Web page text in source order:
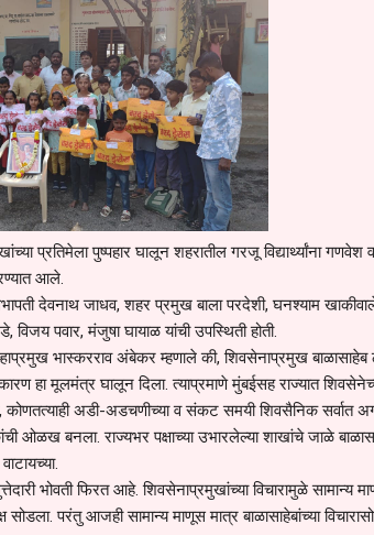
प्रतिमेला पुष्पहार घालून शहरातील गरजू विद्यार्थ्यांना गणवेश
आले.
देवनाथ जाधव, शहर प्रमुख बाला परदेशी, घनश्याम
पवार, मंजुषा घायाळ यांची उपस्थिती होती.
भास्करराव अंबेकर म्हणाले की, शिवसेनाप्रमुख बाळासाहेब
हा मूलमंत्र घालून दिला. त्याप्रमाणे मुंबईसह राज्यात
कोणतत्याही अडी-अडचणीच्या व संकट समयी शिवसैनिक सर्वात
ओळख बनला. राज्यभर पक्षाच्या उभारलेल्या शाखांचे जाळे
भोवती फिरत आहे. शिवसेनाप्रमुखांच्या विचारामुळे सामान्य
परंतु आजही सामान्य माणूस मात्र बाळासाहेबांच्या